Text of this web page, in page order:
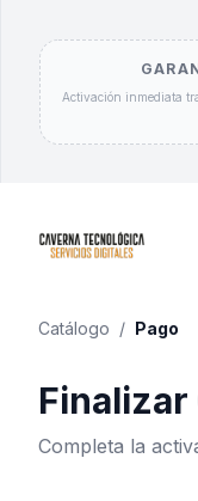
Catálogo / Pago
Finalizar
Completa la
Activación inmediata